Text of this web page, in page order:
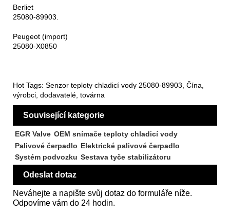
Berliet
25080-89903.
Peugeot (import)
25080-X0850
Hot Tags: Senzor teploty chladicí vody 25080-89903, Čína,
výrobci, dodavatelé, továrna
Související kategorie
EGR Valve OEM snímače teploty chladicí vody
Palivové čerpadlo Elektrické palivové čerpadlo
Systém podvozku Sestava tyče stabilizátoru
Odeslat dotaz
Neváhejte a napište svůj dotaz do formuláře níže.
Odpovíme vám do 24 hodin.